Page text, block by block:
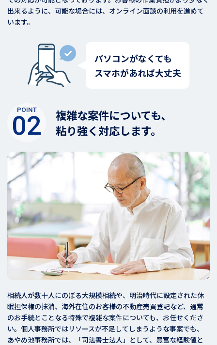
出来るように、可能な場合には、オンライン面談の利用を進めて
います。
パソコンがなくても
スマホがあれば大丈夫
POINT
02
複雑な案件についても、
粘り強く対応します。
相続人が数十人にのぼる大規模相続や、明治時代に設定された休
眠担保権の抹消、海外在住のお客様の不動産売買登記など、通常
のお手続とことなる特殊で複雑な案件についても、お任せくださ
い。個人事務所ではリソースが不足してしまうような事案でも、
あやめ池事務所では、「司法書士法人」として、豊富な経験値と